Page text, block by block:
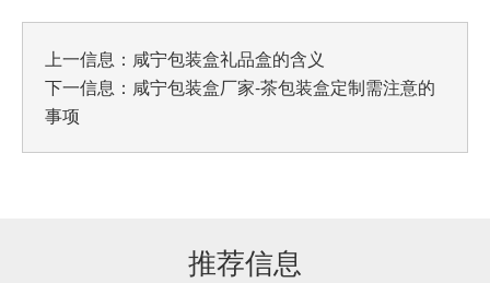
上一信息： 咸宁包装盒礼品盒的含义
下一信息： 咸宁包装盒厂家-茶包装盒定制需注意的
事项
推荐信息